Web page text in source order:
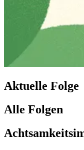
Aktuelle Folge
Alle Folgen